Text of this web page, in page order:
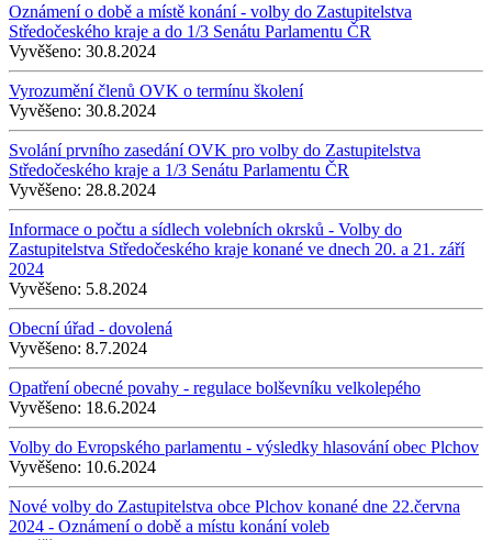
Oznámení o době a místě konání - volby do Zastupitelstva
Středočeského kraje a do 1/3 Senátu Parlamentu ČR
Vyvěšeno: 30.8.2024
Vyrozumění členů OVK o termínu školení
Vyvěšeno: 30.8.2024
Svolání prvního zasedání OVK pro volby do Zastupitelstva
Středočeského kraje a 1/3 Senátu Parlamentu ČR
Vyvěšeno: 28.8.2024
Informace o počtu a sídlech volebních okrsků - Volby do
Zastupitelstva Středočeského kraje konané ve dnech 20. a 21. září
2024
Vyvěšeno: 5.8.2024
Obecní úřad - dovolená
Vyvěšeno: 8.7.2024
Opatření obecné povahy - regulace bolševníku velkolepého
Vyvěšeno: 18.6.2024
Volby do Evropského parlamentu - výsledky hlasování obec Plchov
Vyvěšeno: 10.6.2024
Nové volby do Zastupitelstva obce Plchov konané dne 22.června
2024 - Oznámení o době a místu konání voleb